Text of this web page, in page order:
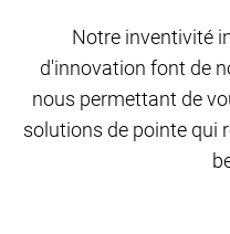
Notre inventivité
d'innovation font de
nous permettant de
solutions de pointe qui